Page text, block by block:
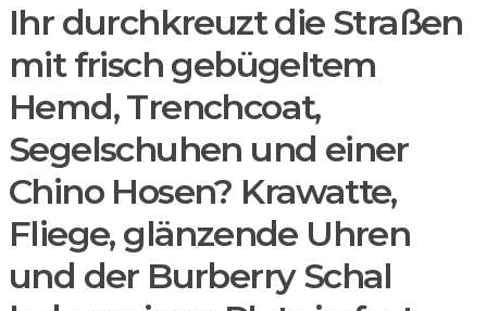
Ihr durchkreuzt die Straßen
mit frisch gebügeltem
Hemd, Trenchcoat,
Segelschuhen und einer
Chino Hosen? Krawatte,
Fliege, glänzende Uhren
und der Burberry Schal